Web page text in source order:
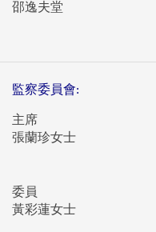
邵逸夫堂
監察委員會:
主席
張蘭珍女士
委員
黃彩蓮女士